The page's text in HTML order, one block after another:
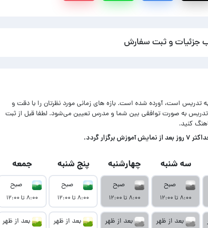
جزئیات و ثبت سفارش
تدریس است، آورده شده است. بازه های زمانی مورد نظرتان را با دقت و
تدریس به صورت توافقی بین شما و مدرس تعیین می‌شود. لطفا قبل از ثبت
کنید.
گردد.
سه شنبه
صبح
۸:۰۰ تا ۱۲:۰۰
بعد از ظهر
چهارشنبه
صبح
۸:۰۰ تا ۱۲:۰۰
بعد از ظهر
پنج شنبه
صبح
۸:۰۰ تا ۱۲:۰۰
بعد از ظهر
جمعه
صبح
۸:۰۰ تا ۱۲:۰۰
بعد از ظهر